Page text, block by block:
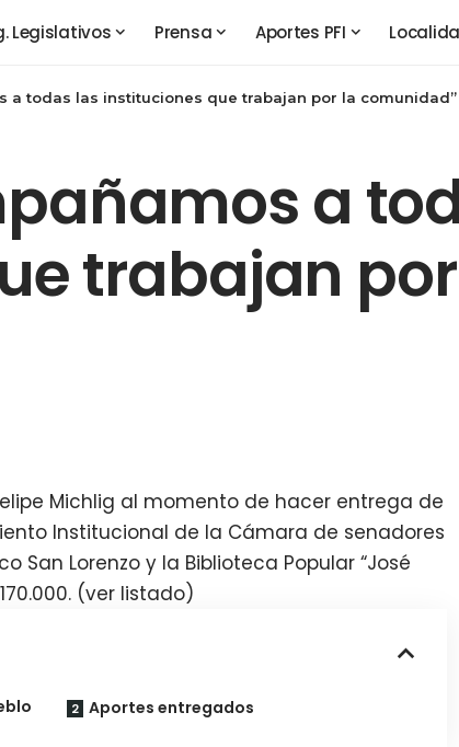
Legislativos Prensa Aportes PFI
a todas las instituciones que trabajan por la comunidad”
a
trabajan
Michlig al momento de hacer entrega de
Institucional de la Cámara de senadores
San Lorenzo y la Biblioteca Popular “José
(ver listado)
Aportes entregados